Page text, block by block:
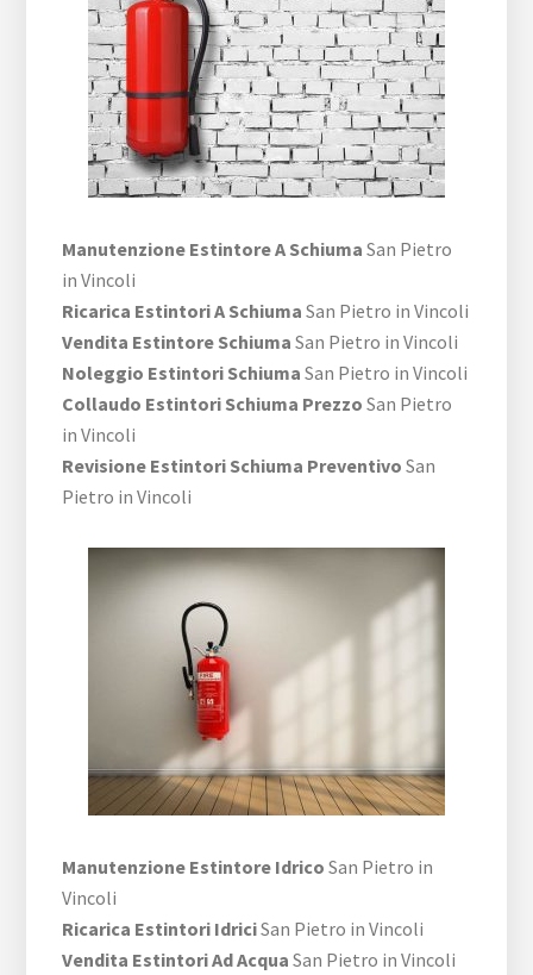
Manutenzione Estintore A Schiuma San Pietro
in Vincoli
Ricarica Estintori A Schiuma San Pietro in Vincoli
Vendita Estintore Schiuma San Pietro in Vincoli
Noleggio Estintori Schiuma San Pietro in Vincoli
Collaudo Estintori Schiuma Prezzo San Pietro
in Vincoli
Revisione Estintori Schiuma Preventivo San
Pietro in Vincoli
Manutenzione Estintore Idrico San Pietro in
Vincoli
Ricarica Estintori IdriciSan Pietro in Vincoli
Vendita Estintori Ad Acqua San Pietro in Vincoli